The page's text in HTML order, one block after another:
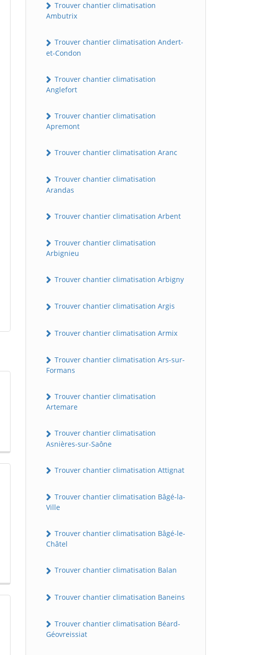
Trouver chantier climatisation
Ambutrix
Trouver chantier climatisation Andert-
et-Condon
Trouver chantier climatisation
Anglefort
Trouver chantier climatisation
Apremont
Trouver chantier climatisation Aranc
Trouver chantier climatisation
Arandas
Trouver chantier climatisation Arbent
Trouver chantier climatisation
Arbignieu
Trouver chantier climatisation Arbigny
Trouver chantier climatisation Argis
Trouver chantier climatisation Armix
Trouver chantier climatisation Ars-sur-
Formans
Trouver chantier climatisation
Artemare
Trouver chantier climatisation
Asnières-sur-Saône
Trouver chantier climatisation Attignat
Trouver chantier climatisation Bâgé-la-
Ville
Trouver chantier climatisation Bâgé-le-
Châtel
Trouver chantier climatisation Balan
Trouver chantier climatisation Baneins
Trouver chantier climatisation Béard-
Géovreissiat